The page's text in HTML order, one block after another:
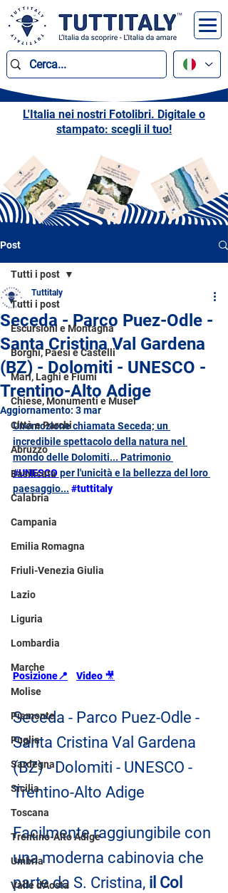
L'Italia nei nostri Fotolibri. Digitale o
stampato: scegli il tuo!
Post
Tutti i post
Escursioni e Montagna
Borghi, Paesi e Castelli
Mari, Laghi e Fiumi
Chiese, Monumenti e Musei
Città e Parchi
Abruzzo
Basilicata
Calabria
Campania
Emilia Romagna
Friuli-Venezia Giulia
Lazio
Liguria
Lombardia
Marche
Molise
Piemonte
Puglia
Sardegna
Sicilia
Toscana
Trentino-Alto Adige
Umbria
Valle d'Aosta
Tutti i post
Seceda - Parco Puez-Odle -
Santa Cristina Val Gardena
(BZ) - Dolomiti - UNESCO -
Trentino-Alto Adige
Tuttitaly
Aggiornamento: 3 mar
Un'emozione chiamata Seceda; un
incredibile spettacolo della natura nel
mondo delle Dolomiti... Patrimonio
#UNESCO per l'unicità e la bellezza del loro
paesaggio... #tuttitaly
Posizione📍 Video 🎥
Seceda - Parco Puez-Odle -
Santa Cristina Val Gardena
(BZ) - Dolomiti - UNESCO -
Trentino-Alto Adige
Facilmente raggiungibile con
una moderna cabinovia che
parte da S. Cristina, il Col